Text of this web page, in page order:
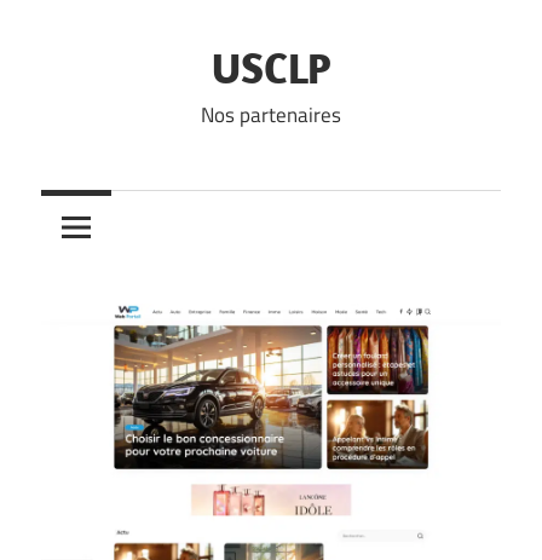
USCLP
Nos partenaires